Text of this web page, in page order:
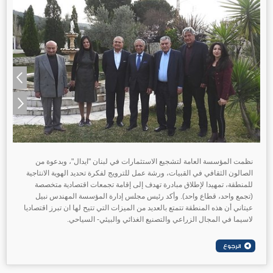
نظمت المؤسسة العامة لتشجيع الاستثمارات في لبنان "ايدال"، وبدعوة من
الصالون الثقافي في القبيات، ورشة عمل للترويج لفكرة تحديد الهوية الانتاجية
للمنطقة، تمهيدا لإطلاق مبادرة تهدف إلى إقامة تجمعات اقتصادية متخصصة
(تجمع واحد، قطاع واحد). وأكد رئيس مجلس إدارة المؤسسة المهندس نبيل
عيتاني أن هذه المنطقة تتمتع بالعديد من الميزات التي تتيح لها ان تبرز اقتصاديا
لاسيما في المجال الزراعي والتصنيع الغذائي والبيئي- السياحي.